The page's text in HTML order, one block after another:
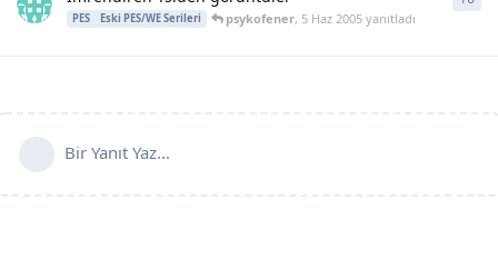
PES Eski PES/WE Serileri psykofener, 5 Haz 2005yanıtladı
Bir Yanıt Yaz...